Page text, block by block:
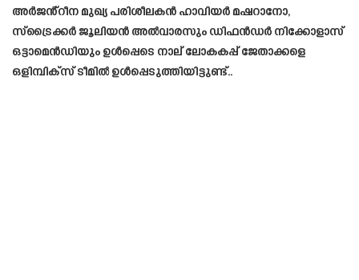
അർജൻ്റീന മുഖ്യ പരിശീലകൻ ഹാവിയർ മഷറാനോ,
സ്‌ട്രൈക്കർ ജൂലിയൻ അൽവാരസും ഡിഫൻഡർ നിക്കോളാസ്
ഒട്ടാമെൻഡിയും ഉൾപ്പെടെ നാല് ലോകകപ്പ് ജേതാക്കളെ
ഒളിമ്പിക്സ് ടീമിൽ ഉൾപ്പെടുത്തിയിട്ടുണ്ട്..